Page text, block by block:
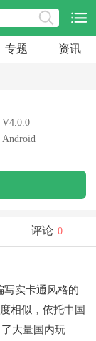
专题 资讯
评论 0
写实卡通风格的
相似，依托中国
大量国内玩